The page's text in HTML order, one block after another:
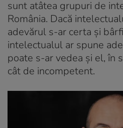
sunt atâtea grupuri de
România. Dacă
adevărul s-ar certa și
intelectualul ar spune
poate s-ar vedea și el, în
cât de incompetent.